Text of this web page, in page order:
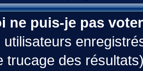
ne puis-je pas
utilisateurs
trucage des